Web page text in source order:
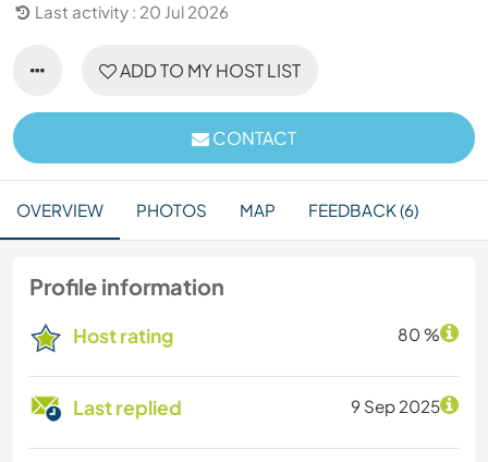
Last activity : 20 Jul 2026
ADD TO MY HOST LIST
CONTACT
OVERVIEW PHOTOS MAP FEEDBACK (6)
Profile information
Host rating 80 %
Last replied 9 Sep 2025